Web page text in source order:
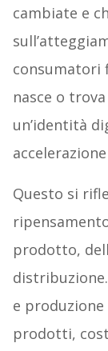
cambiate e
consumatori
nasce o
un’identità
Questo si
prodotto,
e
prodotti,